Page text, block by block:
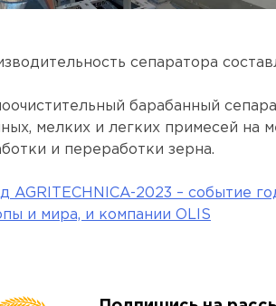
сепаратора
барабанный
мелких и легких примесей на
и переработки зерна.
AGRITECHNICA-2023 – событие
и мира, и компании OLIS